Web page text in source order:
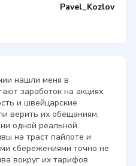
Pavel_Kozlov
нашли меня в
заработок на акциях,
и швейцарские
верить их обещаниям,
одной реальной
на траст пайлоте и
сбережениями точно не
вокруг их тарифов.